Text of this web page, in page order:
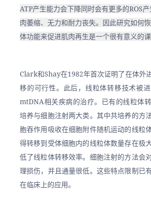
ATP产生能力会下降同时会有更多的ROS
肉萎缩、无力和耐力丧失。因此研究如何
体功能来促进肌肉再生是一个很有意义的课
Clark和Shay在1982年首次证明了在体外
移的可行性。此后，线粒体转移技术被
mtDNA相关疾病的治疗。已有的线粒体
培养与细胞注射两大类。其中共培养的方
胞吞作用吸收在细胞附件随机运动的线粒
得转移到受体细胞内的线粒体数量存在极
低了线粒体转移效率。细胞注射的方法会
理损伤，并且通量很低。这些特点限制已
在临床上的应用。